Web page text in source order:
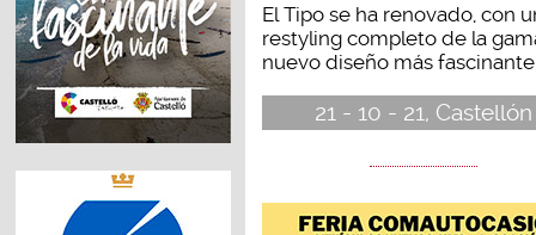
El Tipo se ha renovado, con
restyling completo de la
nuevo diseño más
21 - 10 - 21, Castellón